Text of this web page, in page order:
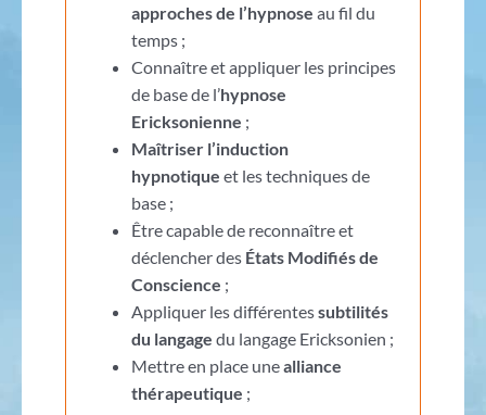
approches de l’hypnose au fil du
temps ;
Connaître et appliquer les principes
de base de l’hypnose
Ericksonienne ;
Maîtriser l’induction
hypnotique et les techniques de
base ;
Être capable de reconnaître et
déclencher des États Modifiés de
Conscience ;
Appliquer les différentessubtilités
du langage du langage Ericksonien ;
Mettre en place unealliance
thérapeutique ;